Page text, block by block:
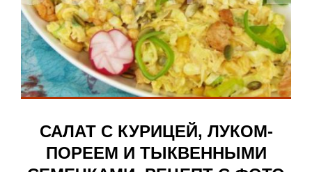
САЛАТ С КУРИЦЕЙ, ЛУКОМ-
ПОРЕЕМ И ТЫКВЕННЫМИ